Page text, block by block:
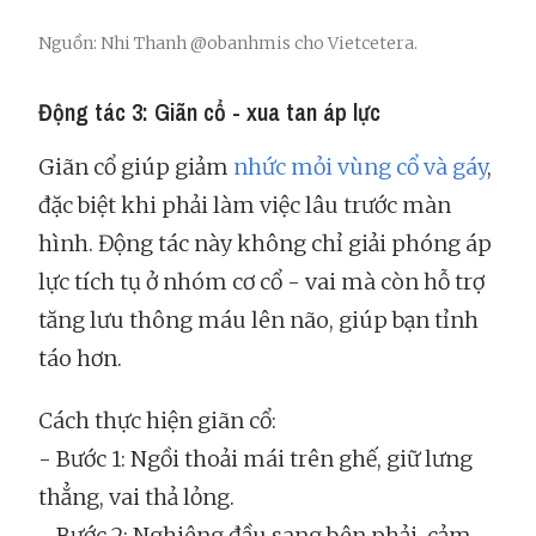
Nguồn: Nhi Thanh @obanhmis cho Vietcetera.
Động tác 3: Giãn cổ - xua tan áp lực
Giãn cổ giúp giảm nhức mỏi vùng cổ và gáy,
đặc biệt khi phải làm việc lâu trước màn
hình. Động tác này không chỉ giải phóng áp
lực tích tụ ở nhóm cơ cổ - vai mà còn hỗ trợ
tăng lưu thông máu lên não, giúp bạn tỉnh
táo hơn.
Cách thực hiện giãn cổ:
- Bước 1: Ngồi thoải mái trên ghế, giữ lưng
thẳng, vai thả lỏng.